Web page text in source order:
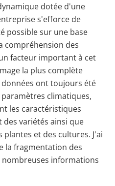
dotée d'une
s'efforce de
possible sur une base
compréhension des
facteur important à cet
la plus complète
ont toujours été
climatiques,
les caractéristiques
des variétés ainsi que
et des cultures. J'ai
la fragmentation des
nombreuses informations